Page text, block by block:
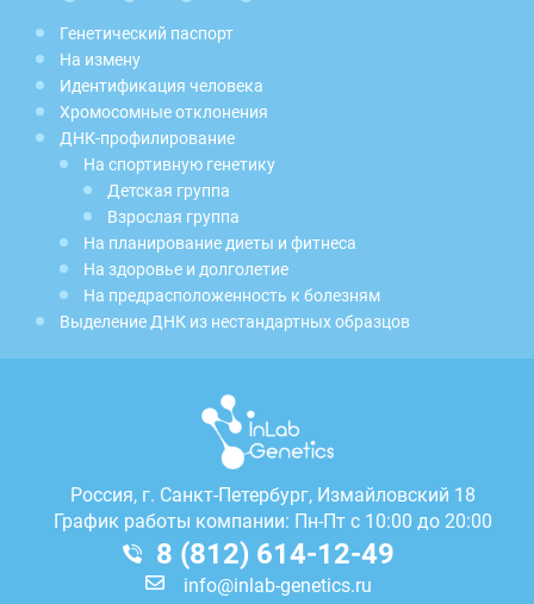
Генетический паспорт
На измену
Идентификация человека
Хромосомные отклонения
ДНК-профилирование
На спортивную генетику
Детская группа
Взрослая группа
На планирование диеты и фитнеса
На здоровье и долголетие
На предрасположенность к болезням
Выделение ДНК из нестандартных образцов
Россия, г. Санкт-Петербург, Измайловский 18
График работы компании: Пн-Пт с 10:00 до 20:00
8 (812) 614-12-49
info@inlab-genetics.ru